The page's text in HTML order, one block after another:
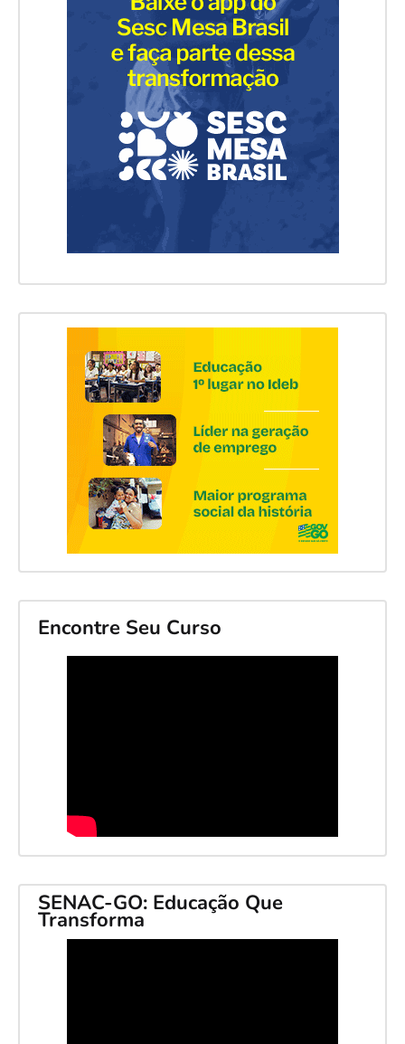
Encontre Seu Curso
SENAC-GO: Educação Que
Transforma